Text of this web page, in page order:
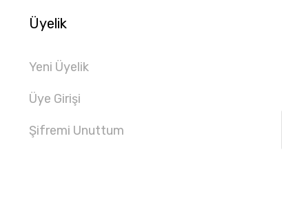
Üyelik
Yeni Üyelik
Üye Girişi
Şifremi Unuttum